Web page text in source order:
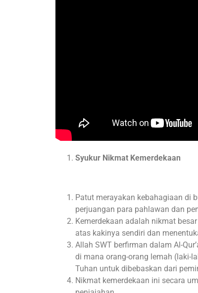
Syukur Nikmat Kemerdekaan
Patut merayakan kebahagiaan di
perjuangan para pahlawan dan
Kemerdekaan adalah nikmat
atas kakinya sendiri dan
Allah SWT berfirman dalam Al-
di mana orang-orang lemah (laki-
Tuhan untuk dibebaskan dari
Nikmat kemerdekaan ini secara